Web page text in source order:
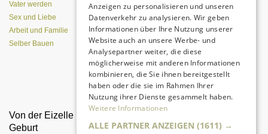
Vater werden
Sex und Liebe
Arbeit und Familie
Selber Bauen
Da sind Kinder mit Begeisterung
dabei.
Von der Eizelle bis zur
Geburt
Anzeigen zu personalisieren und unseren
Datenverkehr zu analysieren. Wir geben
Informationen über Ihre Nutzung unserer
Website auch an unsere Werbe- und
Analysepartner weiter, die diese
möglicherweise mit anderen Informationen
kombinieren, die Sie ihnen bereitgestellt
haben oder die sie im Rahmen Ihrer
Nutzung ihrer Dienste gesammelt haben.
Weitere Informationen
ALLE PARTNER ANZEIGEN (1611) →